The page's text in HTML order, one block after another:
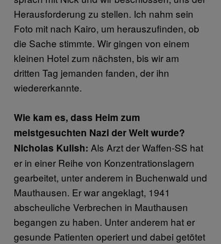
Herausforderung zu stellen. Ich nahm sein
Foto mit nach Kairo, um herauszufinden, ob
die Sache stimmte. Wir gingen von einem
kleinen Hotel zum nächsten, bis wir am
dritten Tag jemanden fanden, der ihn
wiedererkannte.
Wie kam es, dass Heim zum
meistgesuchten Nazi der Welt wurde?
Nicholas Kulish: Als Arzt der Waffen-SS hat
er in einer Reihe von Konzentrationslagern
gearbeitet, unter anderem in Buchenwald und
Mauthausen. Er war angeklagt, 1941
abscheuliche Verbrechen in Mauthausen
begangen zu haben. Unter anderem hat er
gesunde Patienten operiert und dabei getötet